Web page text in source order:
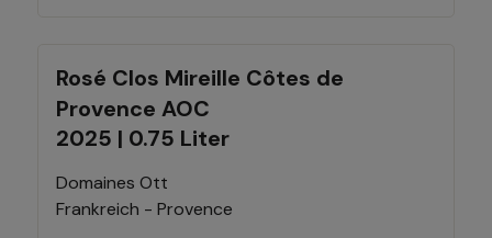
Rosé Clos Mireille Côtes de
Provence AOC
2025 | 0.75 Liter
Domaines Ott
Frankreich - Provence